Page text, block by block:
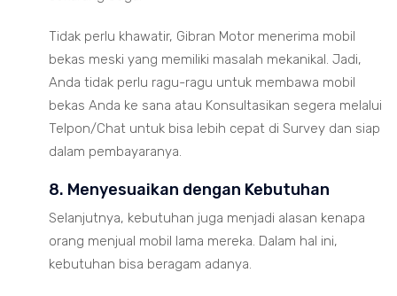
Tidak perlu khawatir, Gibran Motor menerima mobil
bekas meski yang memiliki masalah mekanikal. Jadi,
Anda tidak perlu ragu-ragu untuk membawa mobil
bekas Anda ke sana atau Konsultasikan segera melalui
Telpon/Chat untuk bisa lebih cepat di Survey dan siap
dalam pembayaranya.
8. Menyesuaikan dengan Kebutuhan
Selanjutnya, kebutuhan juga menjadi alasan kenapa
orang menjual mobil lama mereka. Dalam hal ini,
kebutuhan bisa beragam adanya.